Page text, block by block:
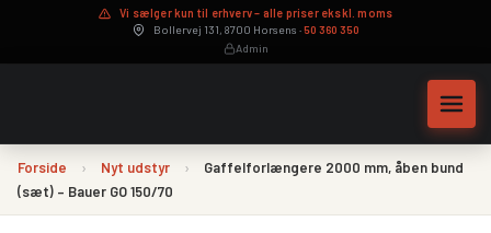
Vi sælger kun til erhverv – alle priser ekskl. moms
Bollervej 131, 8700 Horsens ·50 360 350
Admin
Forside › Nyt udstyr ›
Gaffelforlængere 2000 mm, åben bund
(sæt) – Bauer GO 150/70